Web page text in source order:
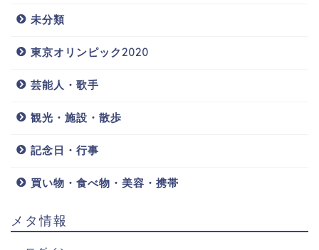
未分類
東京オリンピック2020
芸能人・歌手
観光・施設・散歩
記念日・行事
買い物・食べ物・美容・携帯
メタ情報